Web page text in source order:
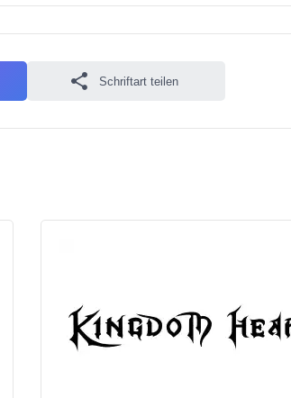
Schriftart teilen